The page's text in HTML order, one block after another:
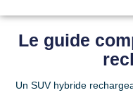
Le guide
UnSUV hybride